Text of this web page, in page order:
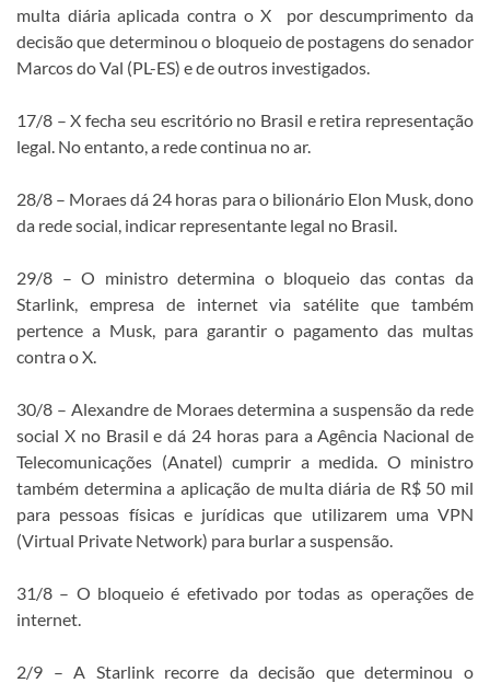
multa diária aplicada contra o X por descumprimento da
decisão que determinou o bloqueio de postagens do senador
Marcos do Val (PL-ES) e de outros investigados.
17/8 – X fecha seu escritório no Brasil e retira representação
legal. No entanto, a rede continua no ar.
28/8 – Moraes dá 24 horas para o bilionário Elon Musk, dono
da rede social, indicar representante legal no Brasil.
29/8 – O ministro determina o bloqueio das contas da
Starlink, empresa de internet via satélite que também
pertence a Musk, para garantir o pagamento das multas
contra o X.
30/8 – Alexandre de Moraes determina a suspensão da rede
social X no Brasil e dá 24 horas para a Agência Nacional de
Telecomunicações (Anatel) cumprir a medida. O ministro
também determina a aplicação de multa diária de R$ 50 mil
para pessoas físicas e jurídicas que utilizarem uma VPN
(Virtual Private Network) para burlar a suspensão.
31/8 – O bloqueio é efetivado por todas as operações de
internet.
2/9 – A Starlink recorre da decisão que determinou o